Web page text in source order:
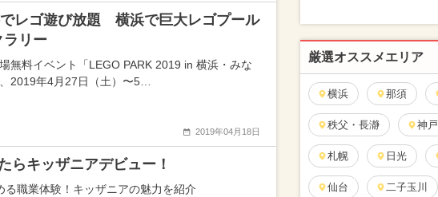
レゴ遊び放題 横浜で巨大レゴプール
ラリー
無料イベント「LEGO PARK 2019 in 横浜・みな
2019年4月27日（土）〜5…
2019年04月18日
らキッザニアデビュー！
る職業体験！キッザニアの魅力を紹介
厳選オススメエリア
横浜 那須
秩父・長瀞 神戸
札幌 日光
仙台 二子玉川